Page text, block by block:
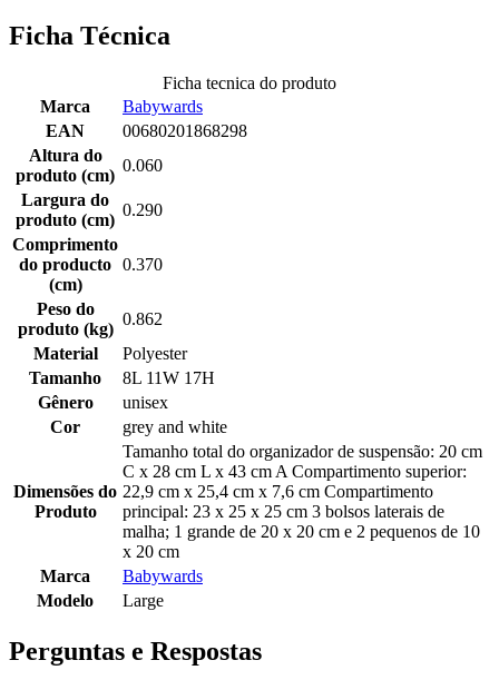
Ficha Técnica
Ficha tecnica do produto
Marca
Babywards
EAN
00680201868298
Altura do
produto (cm)
0.060
Largura do
produto (cm)
0.290
Comprimento
do producto
(cm)
0.370
Peso do
produto (kg)
0.862
Material
Polyester
Tamanho
8L 11W 17H
Gênero
unisex
Cor
grey and white
Dimensões do
Produto
Tamanho total do organizador de suspensão: 20 cm
C x 28 cm L x 43 cm A Compartimento superior:
22,9 cm x 25,4 cm x 7,6 cm Compartimento
principal: 23 x 25 x 25 cm 3 bolsos laterais de
malha; 1 grande de 20 x 20 cm e 2 pequenos de 10
x 20 cm
Marca
Babywards
Modelo
Large
Perguntas e Respostas